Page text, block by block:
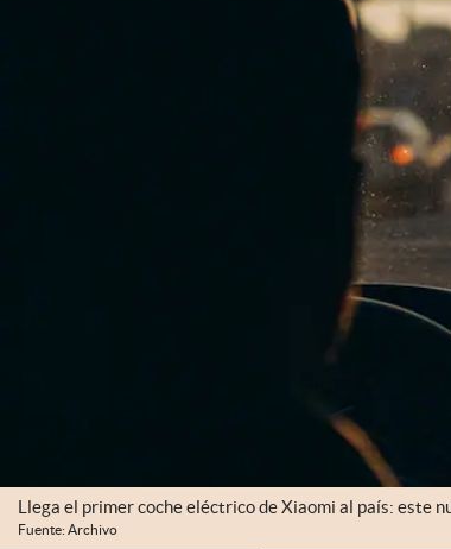
Llega el primer coche eléctrico de Xiaomi al país: este
Fuente: Archivo